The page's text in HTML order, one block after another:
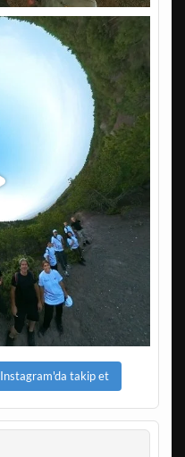
Instagram'da takip et